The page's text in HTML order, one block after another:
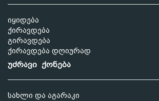
იყიდება
ქირავდება
გირავდება
ქირავდება დღიურად
უძრავი ქონება
სახლი და აგარაკი